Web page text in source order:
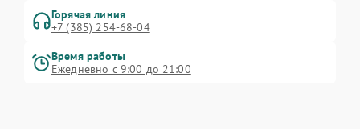
Горячая линия
+7 (385) 254-68-04
Время работы
Ежедневно с 9:00 до 21:00